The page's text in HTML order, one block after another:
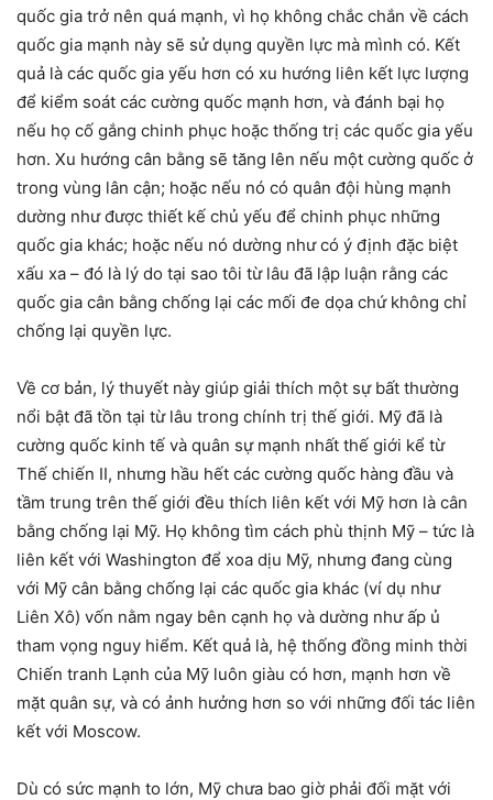
quốc gia trở nên quá mạnh, vì họ không chắc chắn về cách
quốc gia mạnh này sẽ sử dụng quyền lực mà mình có. Kết
quả là các quốc gia yếu hơn có xu hướng liên kết lực lượng
để kiểm soát các cường quốc mạnh hơn, và đánh bại họ
nếu họ cố gắng chinh phục hoặc thống trị các quốc gia yếu
hơn. Xu hướng cân bằng sẽ tăng lên nếu một cường quốc ở
trong vùng lân cận; hoặc nếu nó có quân đội hùng mạnh
dường như được thiết kế chủ yếu để chinh phục những
quốc gia khác; hoặc nếu nó dường như có ý định đặc biệt
xấu xa – đó là lý do tại sao tôi từ lâu đã lập luận rằng các
quốc gia cân bằng chống lại các mối đe dọa chứ không chỉ
chống lại quyền lực.
Về cơ bản, lý thuyết này giúp giải thích một sự bất thường
nổi bật đã tồn tại từ lâu trong chính trị thế giới. Mỹ đã là
cường quốc kinh tế và quân sự mạnh nhất thế giới kể từ
Thế chiến II, nhưng hầu hết các cường quốc hàng đầu và
tầm trung trên thế giới đều thích liên kết với Mỹ hơn là cân
bằng chống lại Mỹ. Họ không tìm cách phù thịnh Mỹ – tức là
liên kết với Washington để xoa dịu Mỹ, nhưng đang cùng
với Mỹ cân bằng chống lại các quốc gia khác (ví dụ như
Liên Xô) vốn nằm ngay bên cạnh họ và dường như ấp ủ
tham vọng nguy hiểm. Kết quả là, hệ thống đồng minh thời
Chiến tranh Lạnh của Mỹ luôn giàu có hơn, mạnh hơn về
mặt quân sự, và có ảnh hưởng hơn so với những đối tác liên
kết với Moscow.
Dù có sức mạnh to lớn, Mỹ chưa bao giờ phải đối mặt với